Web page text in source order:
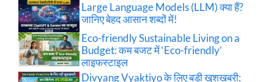
Large Language Models (LLM) क्या हैं?
जानिए बेहद आसान शब्दों में!
Eco-friendly Sustainable Living on a
Budget: कम बजट में ‘Eco-friendly’
लाइफस्टाइल
Divyang Vyaktiyo के लिए बड़ी खुशखबरी: